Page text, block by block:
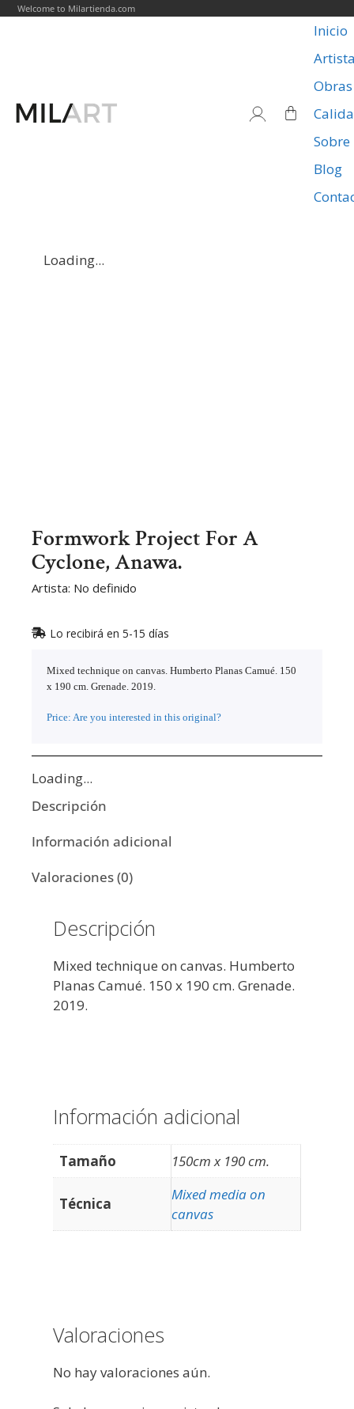
Welcome to Milartienda.com
Inicio
Obras
Blog
Loading...
Formwork Project For A
Cyclone, Anawa.
Artista: No definido
Lo recibirá en 5-15 días
Mixed technique on canvas. Humberto Planas Camué. 150
x 190 cm. Grenade. 2019.
Price: Are you interested in this original?
Loading...
Descripción
Información adicional
Valoraciones (0)
Descripción
Mixed technique on canvas. Humberto
Planas Camué. 150 x 190 cm. Grenade.
2019.
Información adicional
Tamaño 150cm x 190 cm.
Técnica
Mixed media on
canvas
Valoraciones
No hay valoraciones aún.